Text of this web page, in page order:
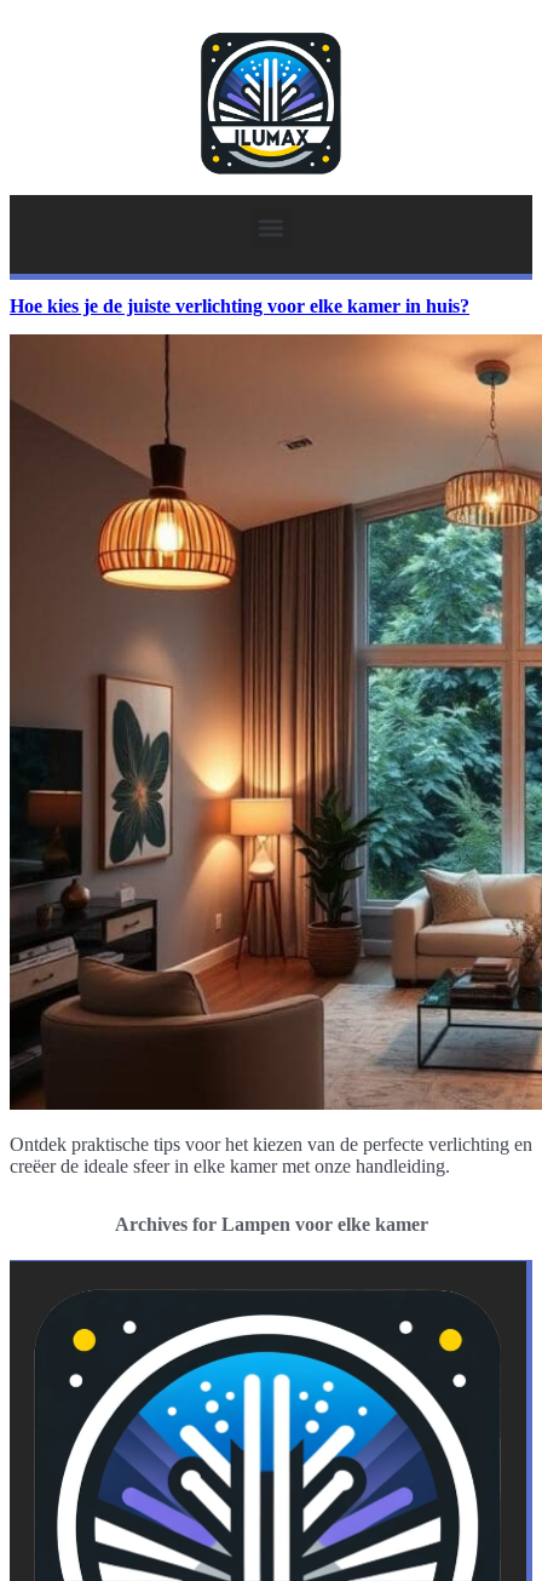
Hoe kies je de juiste verlichting voor elke kamer in huis?
Ontdek praktische tips voor het kiezen van de perfecte verlichting en
creëer de ideale sfeer in elke kamer met onze handleiding.
Archives for Lampen voor elke kamer